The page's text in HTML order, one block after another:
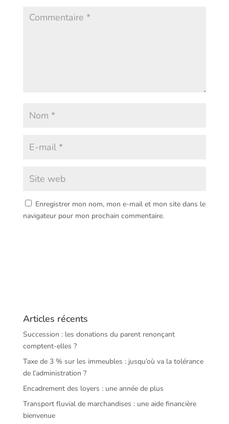
Enregistrer mon nom, mon e-mail et mon site dans le
navigateur pour mon prochain commentaire.
Articles récents
Succession : les donations du parent renonçant
comptent-elles ?
Taxe de 3 % sur les immeubles : jusqu’où va la tolérance
de l’administration ?
Encadrement des loyers : une année de plus
Transport fluvial de marchandises : une aide financière
bienvenue